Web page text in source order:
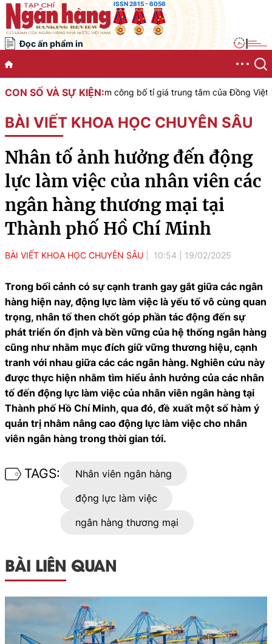
ISSN 2815 - 6056
Đọc ấn phẩm in
CON SỐ VÀ SỰ KIỆN:
Việt Nam công bố tỉ giá trung tâm của Đồng Việt Nam với Đô
BÀI VIẾT KHOA HỌC CHUYÊN SÂU
Nhân tố ảnh hưởng đến động
lực làm việc của nhân viên các
ngân hàng thương mại tại
Thành phố Hồ Chí Minh
BÀI VIẾT KHOA HỌC CHUYÊN SÂU 10:54 19/02/2025
Trong bối cảnh có sự cạnh tranh gay gắt giữa các ngân
hàng hiện nay, động lực làm việc là yếu tố vô cùng quan
trọng, nhân tố then chốt góp phần tác động đến sự
phát triển ổn định và bền vững của hệ thống ngân hàng
cũng như nhằm mục đích giữ vững thương hiệu, cạnh
tranh với nhau giữa các các ngân hàng. Nghiên cứu này
được thực hiện nhằm tìm hiểu ảnh hưởng của các nhân
tố đến động lực làm việc của nhân viên ngân hàng tại
Thành phố Hồ Chí Minh, qua đó, đề xuất một số hàm ý
quản trị nhằm nâng cao động lực làm việc cho nhân
viên ngân hàng trong thời gian tới.
TAGS:
Nhân viên ngân hàng
động lực làm việc
ngân hàng thương mại
BÀI LIÊN QUAN